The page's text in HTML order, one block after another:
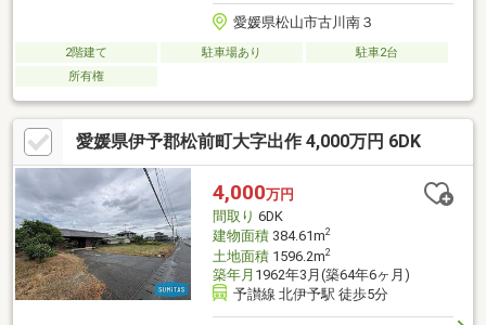
愛媛県松山市古川南３
2階建て 駐車場あり
駐車2台
所有権
愛媛県伊予郡松前町大字出作 4,000万円 6DK
4,000万円
間取り 6DK
建物面積384.61m2
土地面積1596.2m2
築年月 1962年3月(築64年6ヶ月)
予讃線 北伊予駅 徒歩5分